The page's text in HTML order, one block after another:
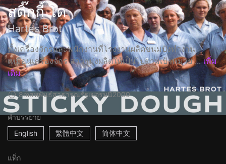
สติ๊กกี้ โด
Hartes Brot
ทั้งเครื่องจักรและพนักงานที่โรงงานผลิตขนมปังทำงาน
เหมือนเครื่องจักร สาวๆมุ่งผลิตให้เป็นไปตามเป้าหมาย ... เพิ่ม
เติม
8mสหพันธ์สาธารณรัฐเยอรมนี2000
คำบรรยาย
English
繁體中文 简体中文
แท็ก